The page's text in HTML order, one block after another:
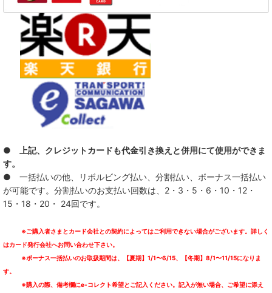
GMF
LO-LITE
The Nation Blue
SCREAM OF THE PRESIDENTS
SUNS OWL
TEENAGE LUST.
VIDEODROME
● 上記、クレジットカードも代金引き換えと併用にて使用ができま
す。
● 一括払いの他、リボルビング払い、分割払い、ボーナス一括払い
が可能です。分割払いのお支払い回数は、2・3・5・6・10・12・
15・18・20・ 24回です。
※ご購入者さまとカード会社との契約によってはご利用できない場合がございます。詳しく
はカード発行会社へお問い合わせ下さい。
※ボーナス一括払いのお取扱期間は、【夏期】1/1〜6/15、【冬期】8/1〜11/15になりま
す。
※購入の際、備考欄にe-コレクト希望とご記入ください。記入が無い場合、ご希望に添え